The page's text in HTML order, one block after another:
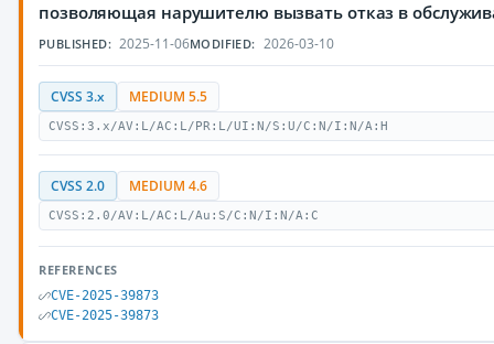
позволяющая нарушителю вызвать отказ в
PUBLISHED: 2025-11-06MODIFIED: 2026-03-10
CVSS 3.x MEDIUM 5.5
CVSS:3.x/AV:L/AC:L/PR:L/UI:N/S:U/C:N/I:N/A:H
CVSS 2.0 MEDIUM 4.6
CVSS:2.0/AV:L/AC:L/Au:S/C:N/I:N/A:C
REFERENCES
CVE-2025-39873
CVE-2025-39873